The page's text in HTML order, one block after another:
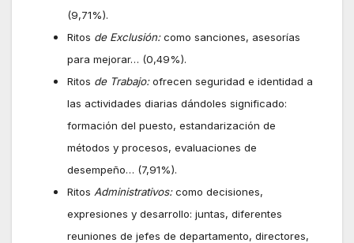
(9,71%).
Ritos de Exclusión:como sanciones, asesorías
para mejorar… (0,49%).
Ritos de Trabajo:ofrecen seguridad e identidad a
las actividades diarias dándoles significado:
formación del puesto, estandarización de
métodos y procesos, evaluaciones de
desempeño… (7,91%).
Ritos Administrativos:como decisiones,
expresiones y desarrollo: juntas, diferentes
reuniones de jefes de departamento, directores,